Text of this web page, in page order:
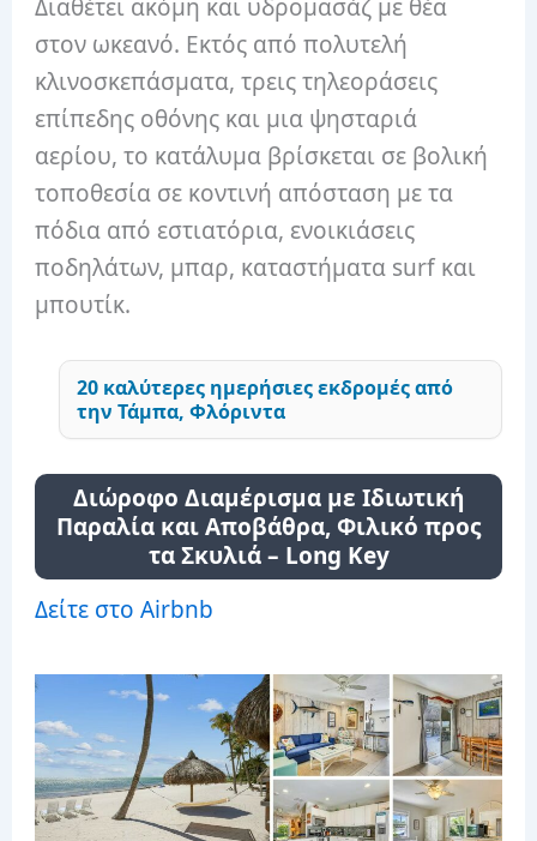
Διαθέτει ακόμη και υδρομασάζ με θέα
στον ωκεανό. Εκτός από πολυτελή
κλινοσκεπάσματα, τρεις τηλεοράσεις
επίπεδης οθόνης και μια ψησταριά
αερίου, το κατάλυμα βρίσκεται σε βολική
τοποθεσία σε κοντινή απόσταση με τα
πόδια από εστιατόρια, ενοικιάσεις
ποδηλάτων, μπαρ, καταστήματα surf και
μπουτίκ.
20 καλύτερες ημερήσιες εκδρομές από
την Τάμπα, Φλόριντα
Διώροφο Διαμέρισμα με Ιδιωτική
Παραλία και Αποβάθρα, Φιλικό προς
τα Σκυλιά – Long Key
Δείτε στο Airbnb